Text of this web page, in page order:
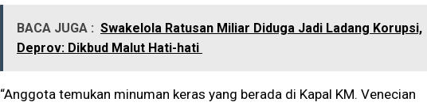
BACA JUGA : Swakelola Ratusan Miliar Diduga Jadi Ladang Korupsi,
Deprov: Dikbud Malut Hati-hati
“Anggota temukan minuman keras yang berada di Kapal KM. Venecian